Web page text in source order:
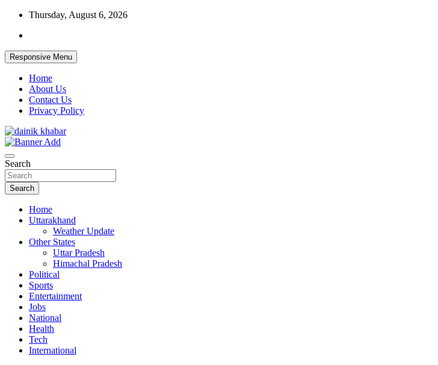
Skip
content
Thursday, August 6, 2026
Responsive Menu
Home
About Us
Contact Us
Privacy Policy
Dainikkhabar.in – Uttarakhand Daily Hindi News Website
Search
Search
Home
Uttarakhand
Weather Update
Other States
Uttar Pradesh
Himachal Pradesh
Political
Sports
Entertainment
Jobs
National
Health
Tech
International